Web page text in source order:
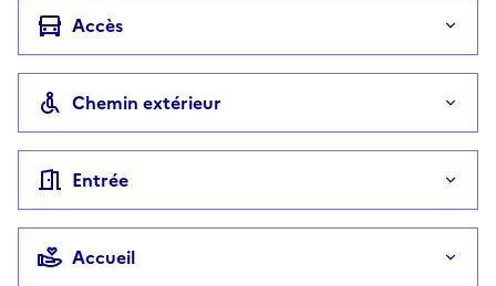
Accès
Chemin extérieur
Entrée
Accueil